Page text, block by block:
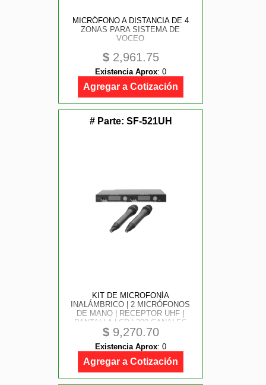
MICRÓFONO A DISTANCIA DE 4
ZONAS PARA SISTEMA DE
VOCEO
$2,961.75
Existencia Aprox: 0
Agregar a Cotización
# Parte: SF-521UH
KIT DE MICROFONÍA
INALÁMBRICO | 2 MICRÓFONOS
DE MANO | RECEPTOR UHF |
PANTALLA LCD | 200 CANALES
| GRAN COBERTURA
$9,270.70
Existencia Aprox: 0
Agregar a Cotización